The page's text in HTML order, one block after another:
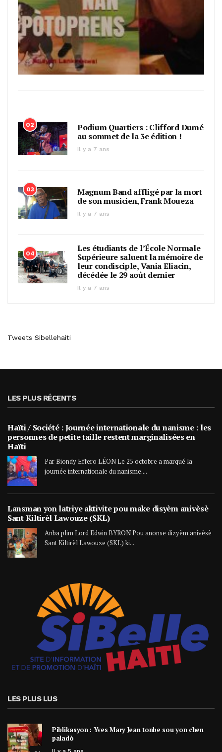
02
Podium Quartiers : Clifford Dumé
au sommet de la 3e édition !
Il y a 7 ans
03
Magnum Band affligé par la mort
de son musicien, Frank Moueza
Il y a 7 ans
04
Les étudiants de l’École Normale
Supérieure saluent la mémoire de
leur condisciple, Vania Eliacin,
décédée le 29 août dernier
Il y a 7 ans
Tweets Sibellehaiti
LES PLUS RÉCENTS
Haïti / Société : Journée internationale du nanisme : les
personnes de petite taille restent marginalisées en
Haïti
Par Biondy Effero LÉON Le 25 octobre a marqué la
journée internationale du nanisme....
Lansman yon latriye aktivite pou make disyèm anivèsè
Sant Kiltirèl Lawouze (SKL)
Anba plim Lord Edwin BYRON Pou anonse dizyèm anivèsè
Sant Kiltirèl Lawouze (SKL) ki...
LES PLUS LUS
Piblikasyon : Yves Mary Jean tonbe sou yon chen
paladò